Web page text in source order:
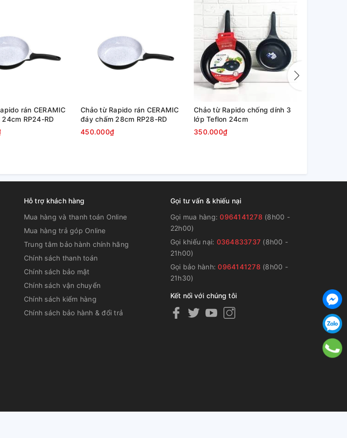
dập khuôn
đều, nhanh
rán CERAMIC
RP24-RD
Chảo từ Rapido rán CERAMIC
đáy chấm 28cm RP28-RD
450.000₫
Chảo từ Rapido chống dính 3
lớp Teflon 24cm
350.000₫
Hỗ trợ khách hàng
Mua hàng và thanh toán Online
Mua hàng trả góp Online
Trung tâm bảo hành chính hãng
Chính sách thanh toán
Chính sách bảo mật
Chính sách vận chuyển
Chính sách kiểm hàng
Chính sách bảo hành & đổi trả
Gọi tư vấn & khiếu nại
Gọi mua hàng:0964141278 (8h00 -
22h00)
Gọi khiếu nại: 0364833737 (8h00 -
21h00)
Gọi bảo hành:0964141278 (8h00 -
21h30)
Kết nối với chúng tôi